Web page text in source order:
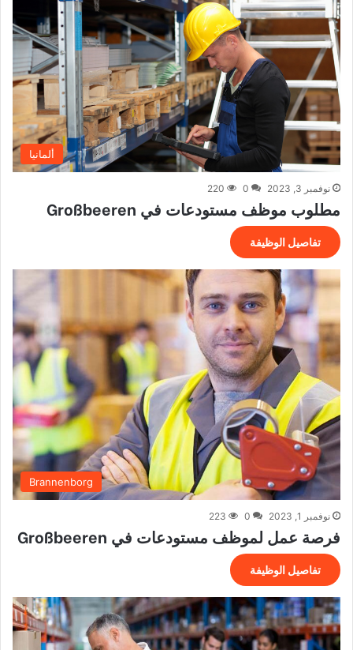
ألمانيا
نوفمبر 3, 2023 0
220
مطلوب موظف مستودعات في Großbeeren
تفاصيل الوظيفة
Brannenborg
نوفمبر 1, 2023 0
223
فرصة عمل لموظف مستودعات في Großbeeren
تفاصيل الوظيفة